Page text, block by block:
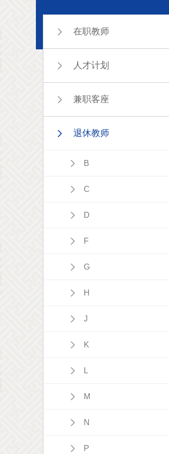
在职教师
人才计划
兼职客座
退休教师
B
C
D
F
G
H
J
K
L
M
N
P